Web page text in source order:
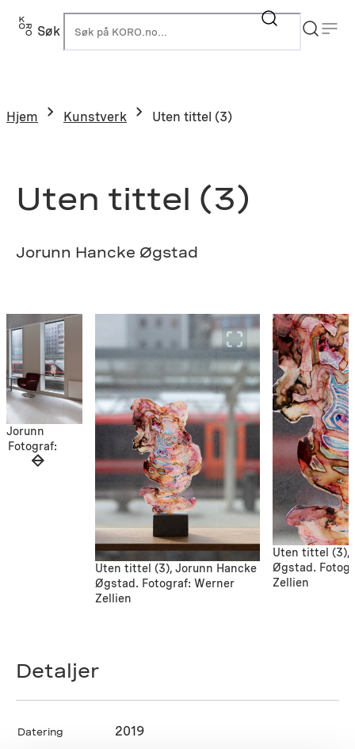
Hopp
Søk
Hjem Kunstverk Uten tittel (3)
Uten tittel (3)
Jorunn Hancke Øgstad
Jorunn
Fotograf:
Uten tittel (3), Jorunn Hancke
Øgstad. Fotograf: Werner
Zellien
Uten tittel (3),
Øgstad.
Zellien
Detaljer
Datering 2019